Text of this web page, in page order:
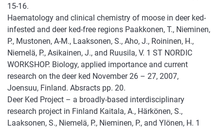
15-16.
Haematology and clinical chemistry of moose in deer ked-
infested and deer ked-free regions Paakkonen, T., Nieminen,
P., Mustonen, A-M., Laaksonen, S., Aho, J., Roininen, H.,
Niemelä, P., Asikainen, J., and Ruusila, V. 1 ST NORDIC
WORKSHOP. Biology, applied importance and current
research on the deer ked November 26 – 27, 2007,
Joensuu, Finland. Absracts pp. 20.
Deer Ked Project – a broadly-based interdisciplinary
research project in Finland Kaitala, A., Härkönen, S.,
Laaksonen, S., Niemelä, P., Nieminen, P., and Ylönen, H. 1